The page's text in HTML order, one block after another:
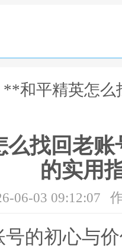
**和平精英怎么
找回老
的实用
06-03 09:12:07
的初心与